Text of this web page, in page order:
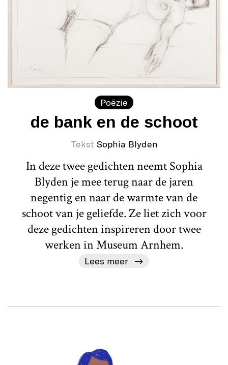
Poëzie
de bank en de schoot
Tekst Sophia Blyden
In deze twee gedichten neemt Sophia
Blyden je mee terug naar de jaren
negentig en naar de warmte van de
schoot van je geliefde. Ze liet zich voor
deze gedichten inspireren door twee
werken in Museum Arnhem.
Lees meer